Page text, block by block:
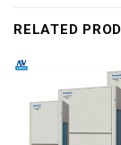
RELATED